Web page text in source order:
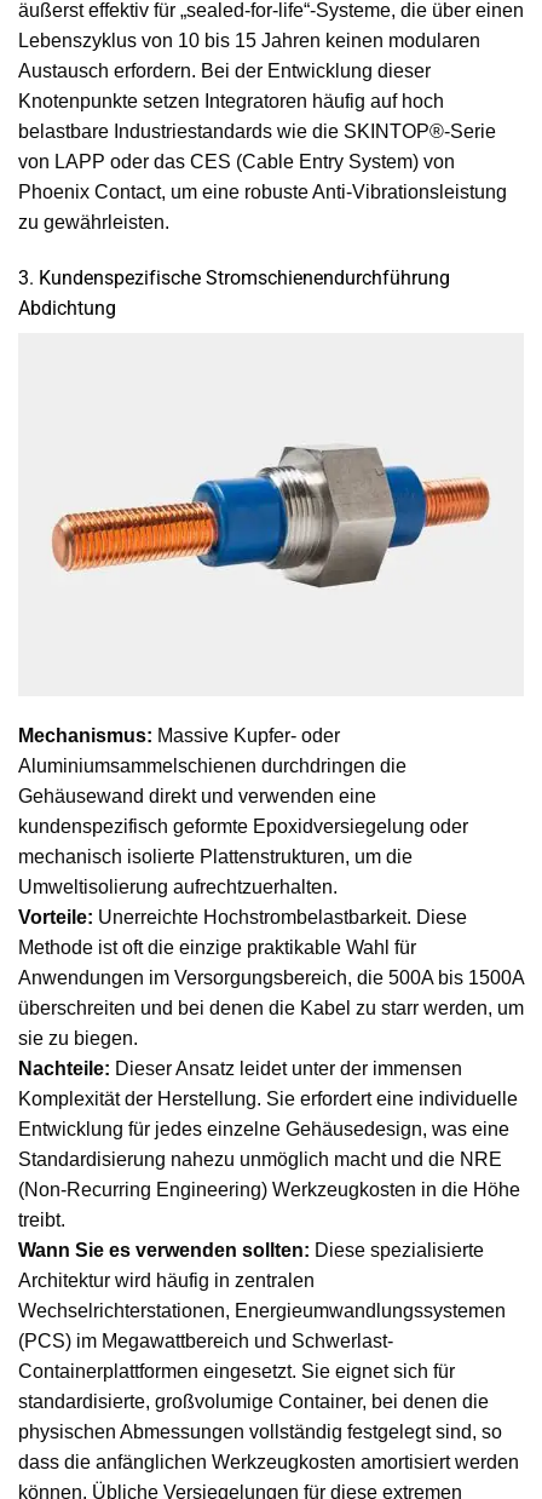
äußerst effektiv für „sealed-for-life“-Systeme, die über einen
Lebenszyklus von 10 bis 15 Jahren keinen modularen
Austausch erfordern. Bei der Entwicklung dieser
Knotenpunkte setzen Integratoren häufig auf hoch
belastbare Industriestandards wie die SKINTOP®-Serie
von LAPP oder das CES (Cable Entry System) von
Phoenix Contact, um eine robuste Anti-Vibrationsleistung
zu gewährleisten.
3. Kundenspezifische Stromschienendurchführung
Abdichtung
Mechanismus: Massive Kupfer- oder
Aluminiumsammelschienen durchdringen die
Gehäusewand direkt und verwenden eine
kundenspezifisch geformte Epoxidversiegelung oder
mechanisch isolierte Plattenstrukturen, um die
Umweltisolierung aufrechtzuerhalten.
Vorteile: Unerreichte Hochstrombelastbarkeit. Diese
Methode ist oft die einzige praktikable Wahl für
Anwendungen im Versorgungsbereich, die 500A bis 1500A
überschreiten und bei denen die Kabel zu starr werden, um
sie zu biegen.
Nachteile: Dieser Ansatz leidet unter der immensen
Komplexität der Herstellung. Sie erfordert eine individuelle
Entwicklung für jedes einzelne Gehäusedesign, was eine
Standardisierung nahezu unmöglich macht und die NRE
(Non-Recurring Engineering) Werkzeugkosten in die Höhe
treibt.
Wann Sie es verwenden sollten: Diese spezialisierte
Architektur wird häufig in zentralen
Wechselrichterstationen, Energieumwandlungssystemen
(PCS) im Megawattbereich und Schwerlast-
Containerplattformen eingesetzt. Sie eignet sich für
standardisierte, großvolumige Container, bei denen die
physischen Abmessungen vollständig festgelegt sind, so
dass die anfänglichen Werkzeugkosten amortisiert werden
können. Übliche Versiegelungen für diese extremen